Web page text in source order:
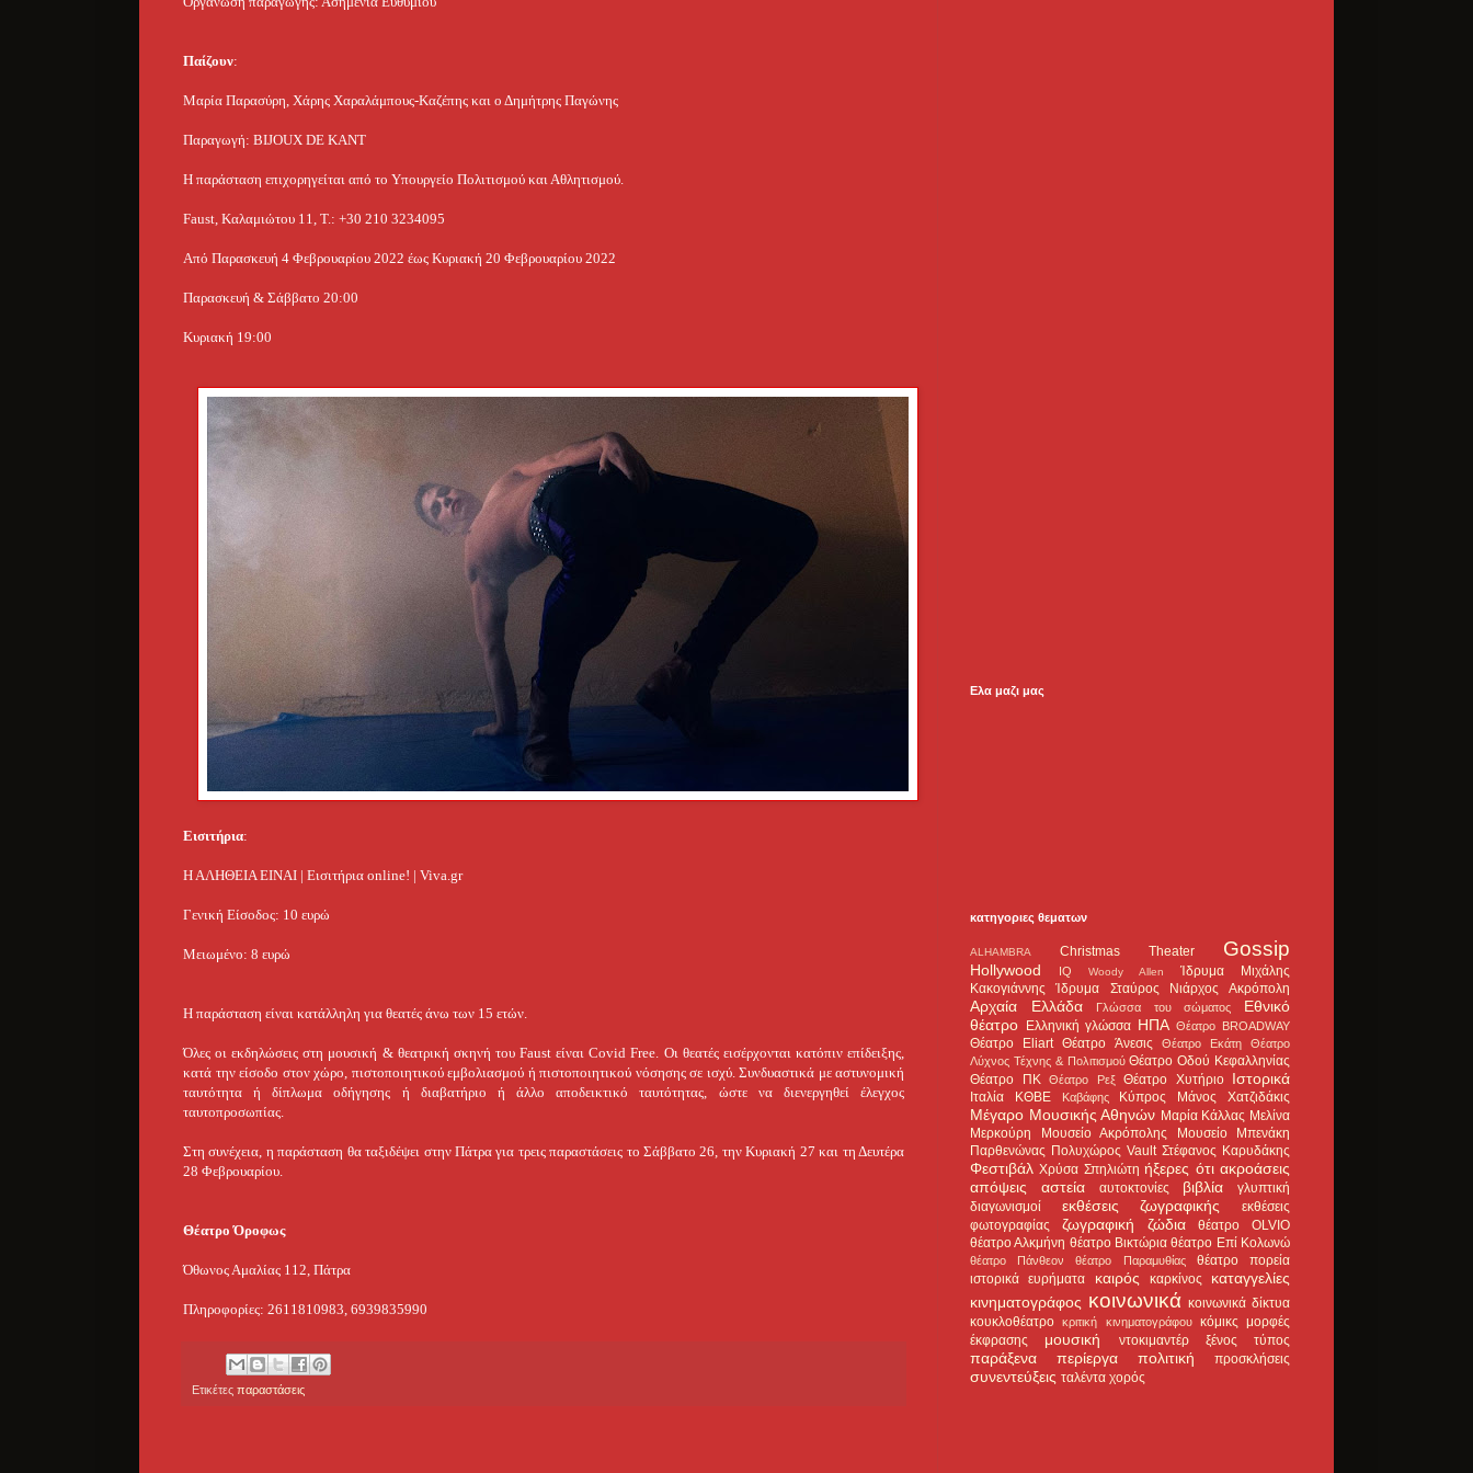
Παίζουν:
Μαρία Παρασύρη, Χάρης Χαραλάμπους-Καζέπης και ο Δημήτρης Παγώνης
Παραγωγή: BIJOUX DE KANT
Η παράσταση επιχορηγείται από το Υπουργείο Πολιτισμού και Αθλητισμού.
Faust, Καλαμιώτου 11, Τ.: +30 210 3234095
Από Παρασκευή 4 Φεβρουαρίου 2022 έως Κυριακή 20 Φεβρουαρίου 2022
Παρασκευή & Σάββατο 20:00
Κυριακή 19:00
Εισιτήρια:
Η ΑΛΗΘΕΙΑ ΕΙΝΑΙ | Εισιτήρια online! | Viva.gr
Γενική Είσοδος: 10 ευρώ
Μειωμένο: 8 ευρώ
Η παράσταση είναι κατάλληλη για θεατές άνω των 15 ετών.
Όλες οι εκδηλώσεις στη μουσική & θεατρική σκηνή του Faust είναι Covid Free. Οι θεατές εισέρχονται κατόπιν επίδειξης,
κατά την είσοδο στον χώρο, πιστοποιητικού εμβολιασμού ή πιστοποιητικού νόσησης σε ισχύ. Συνδυαστικά με αστυνομική
ταυτότητα ή δίπλωμα οδήγησης ή διαβατήριο ή άλλο αποδεικτικό ταυτότητας, ώστε να διενεργηθεί έλεγχος
ταυτοπροσωπίας.
Στη συνέχεια, η παράσταση θα ταξιδέψει στην Πάτρα για τρεις παραστάσεις το Σάββατο 26, την Κυριακή 27 και τη Δευτέρα
28 Φεβρουαρίου.
Θέατρο Όροφως
Όθωνος Αμαλίας 112, Πάτρα
Πληροφορίες: 2611810983, 6939835990
Ετικέτες παραστάσεις
Ελα μαζι μας
κατηγοριες θεματων
ALHAMBRA Christmas Theater Gossip
Hollywood IQ Woody Allen
Ίδρυμα Μιχάλης
Κακογιάννης
Ίδρυμα Σταύρος Νιάρχος Ακρόπολη
Αρχαία Ελλάδα Γλώσσα του σώματος
Εθνικό
θέατρο Ελληνική γλώσσα ΗΠΑ Θέατρο BROADWAY
Θέατρο Eliart Θέατρο Άνεσις Θέατρο Εκάτη
Θέατρο
Λύχνος Τέχνης & Πολιτισμού Θέατρο Οδού Κεφαλληνίας
Θέατρο ΠΚ
Θέατρο Ρεξ Θέατρο Χυτήριο Ιστορικά
Ιταλία ΚΘΒΕ Καβάφης Κύπρος Μάνος Χατζιδάκις
Μέγαρο Μουσικής Αθηνών Μαρία Κάλλας Μελίνα
Μερκούρη
Μουσείο Ακρόπολης
Μουσείο Μπενάκη
Παρθενώνας Πολυχώρος Vault Στέφανος Καρυδάκης
Φεστιβάλ Χρύσα Σπηλιώτη ήξερες ότι ακροάσεις
απόψεις
αστεία αυτοκτονίες βιβλία
γλυπτική
διαγωνισμοί
εκθέσεις ζωγραφικής
εκθέσεις
φωτογραφίας
ζωγραφική ζώδια
θέατρο OLVIO
θέατρο Αλκμήνη θέατρο Βικτώρια θέατρο Επί Κολωνώ
θέατρο Πάνθεον θέατρο Παραμυθίας
θέατρο πορεία
ιστορικά ευρήματα
καιρός καρκίνος
καταγγελίες
κινηματογράφος κοινωνικά κοινωνικά δίκτυα
κουκλοθέατρο
κριτική κινηματογράφου κόμικς μορφές
έκφρασης
μουσική ντοκιμαντέρ ξένος τύπος
παράξενα περίεργα πολιτική προσκλήσεις
συνεντεύξεις ταλέντα χορός